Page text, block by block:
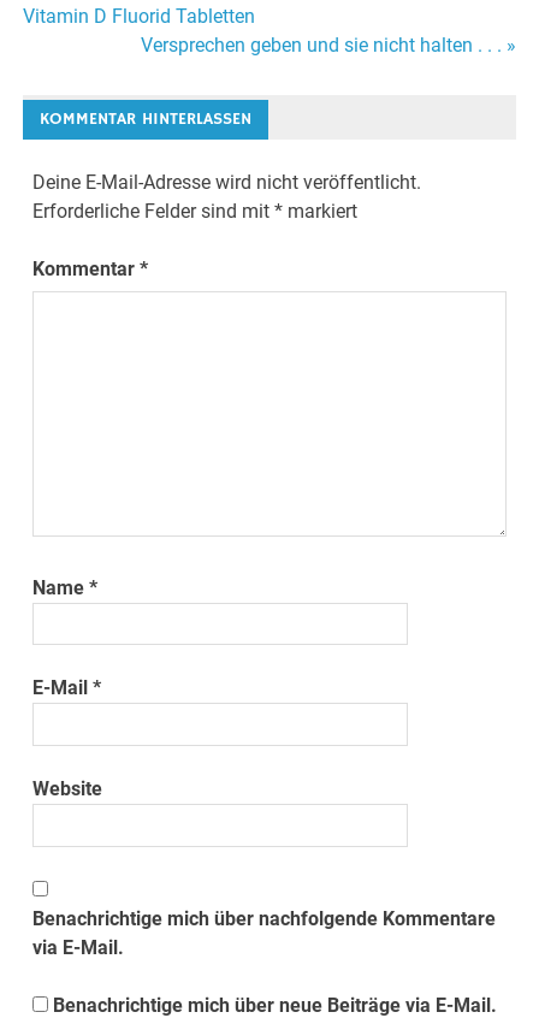
Beitrags-
Navigation
Vitamin D Fluorid Tabletten
Versprechen geben und sie nicht halten . . . »
KOMMENTAR HINTERLASSEN
Deine E-Mail-Adresse wird nicht veröffentlicht.
Erforderliche Felder sind mit* markiert
Kommentar*
Name*
E-Mail*
Website
Benachrichtige mich über nachfolgende Kommentare
via E-Mail.
Benachrichtige mich über neue Beiträge via E-Mail.